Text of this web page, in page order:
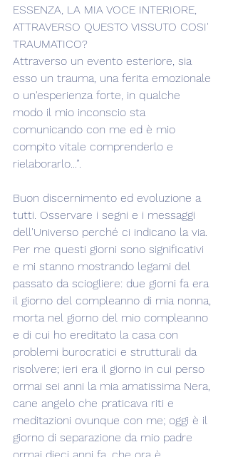
ESSENZA, LA MIA VOCE INTERIORE,
ATTRAVERSO QUESTO VISSUTO COSI'
TRAUMATICO?
Attraverso un evento esteriore, sia
esso un trauma, una ferita emozionale
o un'esperienza forte, in qualche
modo il mio inconscio sta
comunicando con me ed è mio
compito vitale comprenderlo e
rielaborarlo...”.
Buon discernimento ed evoluzione a
tutti. Osservare i segni e i messaggi
dell'Universo perché ci indicano la via.
Per me questi giorni sono significativi
e mi stanno mostrando legami del
passato da sciogliere: due giorni fa era
il giorno del compleanno di mia nonna,
morta nel giorno del mio compleanno
e di cui ho ereditato la casa con
problemi burocratici e strutturali da
risolvere; ieri era il giorno in cui perso
ormai sei anni la mia amatissima Nera,
cane angelo che praticava riti e
meditazioni ovunque con me; oggi è il
giorno di separazione da mio padre